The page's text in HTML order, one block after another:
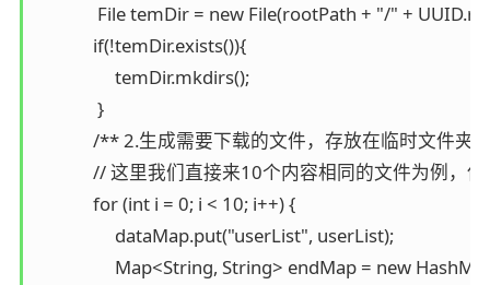
File temDir = new File(rootPath + "/" +
             if(!temDir.exists()){
                  temDir.mkdirs();
              }
/** 2.生成需要下载的文件，存放在临时文件夹
// 这里我们直接来10个内容相同的文件为例
             for (int i = 0; i < 10; i++) {
                  dataMap.put("userList", userList);
Map<String, String> endMap = new